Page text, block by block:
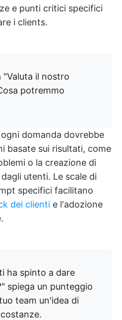
e punti critici specifici
i clients.
"Valuta il nostro
potremmo
ogni domanda dovrebbe
basate sui risultati, come
o la creazione di
utenti. Le scale di
specifici facilitano
dei clienti e l'adozione
ha spinto a dare
spiega un punteggio
team un'idea di